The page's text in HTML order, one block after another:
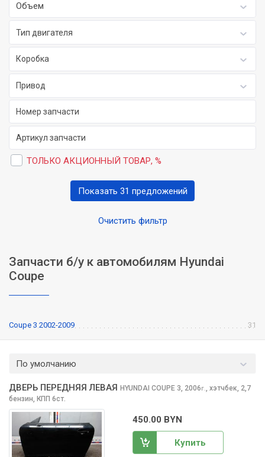
Объем
Тип двигателя
Коробка
Привод
ТОЛЬКО АКЦИОННЫЙ ТОВАР, %
Очистить фильтр
Показать 31 предложений
Запчасти б/у к автомобилям Hyundai
Coupe
Coupe 3 2002-2009 31
По умолчанию
ДВЕРЬ ПЕРЕДНЯЯ ЛЕВАЯ HYUNDAI COUPE 3, 2006г., хэтчбек, 2,7
бензин, КПП 6ст.
450.00 BYN
Купить